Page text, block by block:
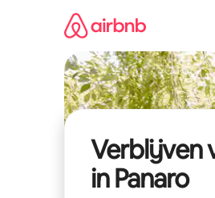
Verblijven
in Panaro